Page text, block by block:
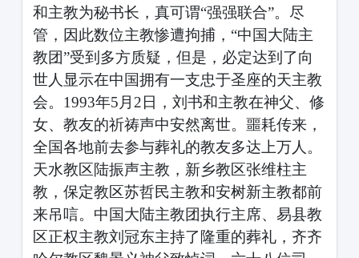
和主教为秘书长，真可谓“强强联合”。尽
管，因此数位主教惨遭拘捕，“中国大陆主
教团”受到多方质疑，但是，必定达到了向
世人显示在中国拥有一支忠于圣座的天主教
会。1993年5月2日，刘书和主教在神父、修
女、教友的祈祷声中安然离世。噩耗传来，
全国各地前去参与葬礼的教友多达上万人。
天水教区陆振声主教，新乡教区张维柱主
教，保定教区苏哲民主教和安树新主教都前
来吊唁。中国大陆主教团执行主席、易县教
区正权主教刘冠东主持了隆重的葬礼，齐齐